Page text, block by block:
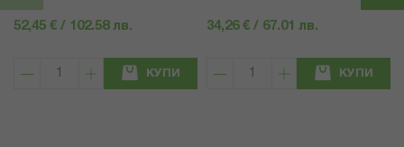
52,45 € / 102.58 лв.
КУПИ
34,26 € / 67.01 лв.
КУПИ